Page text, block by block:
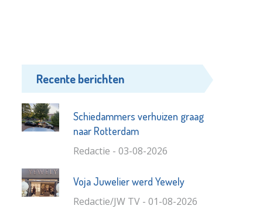
Recente berichten
Schiedammers verhuizen graag
naar Rotterdam
Redactie - 03-08-2026
Voja Juwelier werd Yewely
Redactie/JW TV - 01-08-2026